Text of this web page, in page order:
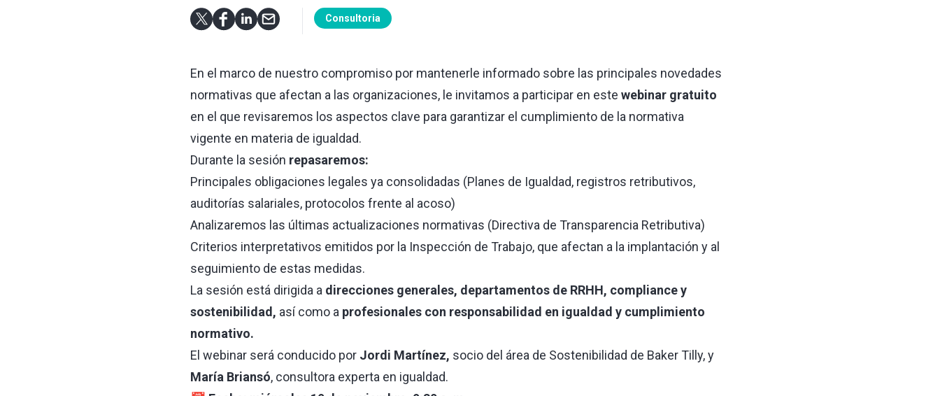
Consultoria
En el marco de nuestro compromiso por mantenerle informado sobre las principales novedades
normativas que afectan a las organizaciones, le invitamos a participar en este webinar gratuito
en el que revisaremos los aspectos clave para garantizar el cumplimiento de la normativa
vigente en materia de igualdad.
Durante la sesión repasaremos:
Principales obligaciones legales ya consolidadas (Planes de Igualdad, registros retributivos,
auditorías salariales, protocolos frente al acoso)
Analizaremos las últimas actualizaciones normativas (Directiva de Transparencia Retributiva)
Criterios interpretativos emitidos por la Inspección de Trabajo, que afectan a la implantación y al
seguimiento de estas medidas.
La sesión está dirigida a direcciones generales, departamentos de RRHH, compliance y
sostenibilidad, así como a profesionales con responsabilidad en igualdad y cumplimiento
normativo.
El webinar será conducido por Jordi Martínez, socio del área de Sostenibilidad de Baker Tilly, y
María Briansó, consultora experta en igualdad.